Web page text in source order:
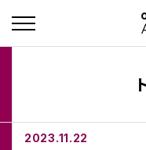
2023.11.22